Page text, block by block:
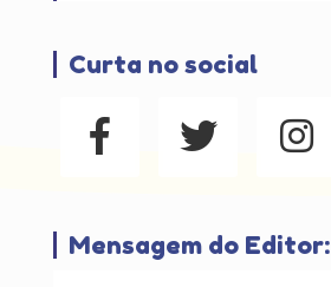
Curta no social
Mensagem do Editor: